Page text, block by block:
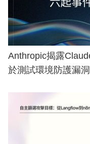
Anthropic揭露
於測試環境防護漏洞